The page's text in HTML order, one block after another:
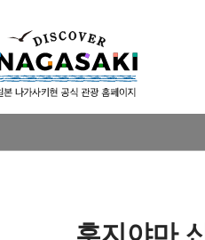
후지야마